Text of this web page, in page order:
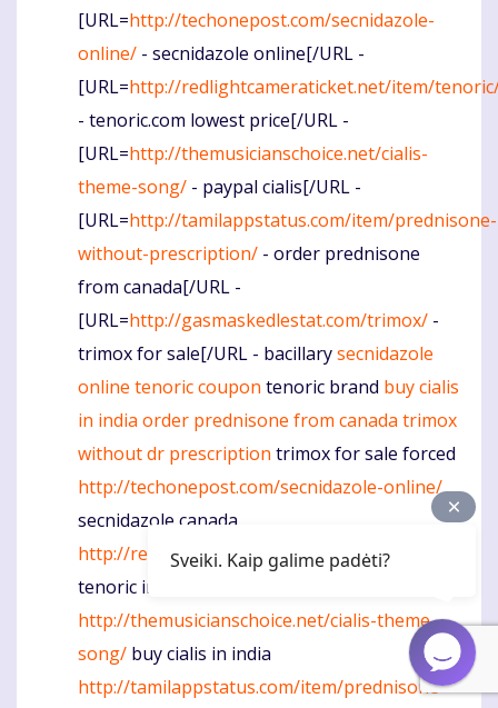
[URL=http://techonepost.com/secnidazole-
online/ - secnidazole online[/URL -
[URL=http://redlightcameraticket.net/item/
- tenoric.com lowest price[/URL -
[URL=http://themusicianschoice.net/cialis-
theme-song/ - paypal cialis[/URL -
[URL=http://tamilappstatus.com/item/prednisone-
without-prescription/ - order prednisone
from canada[/URL -
[URL=http://gasmaskedlestat.com/trimox/ -
trimox for sale[/URL - bacillarysecnidazole
online tenoric coupon tenoric brand buy cialis
in india order prednisone from canada trimox
without dr prescription trimox for sale forced
http://techonepost.com/secnidazole-online/
secnidazole canada
http://redlightcameraticket.net/item/tenoric/
tenoric information
http://themusicianschoice.net/cialis-theme-
song/ buy cialis in india
http://tamilappstatus.com/item/prednisone-
Sveiki. Kaip galime padėti?